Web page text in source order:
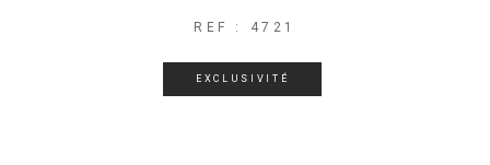
REF : 4721
EXCLUSIVITÉ